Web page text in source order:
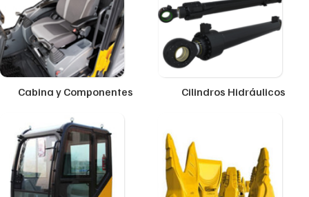
Cabina y Componentes Cilindros Hidráulicos